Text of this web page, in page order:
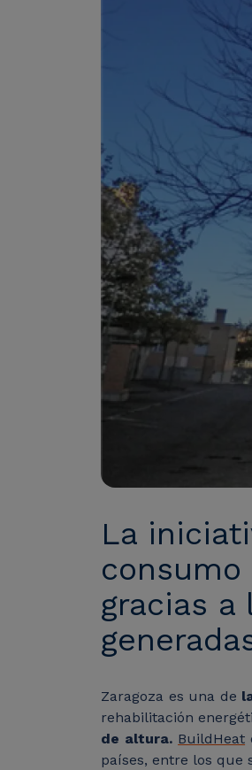
La
gracias
Zaragoza es una de
rehabilitación
de altura. BuildHeat
países, entre los que